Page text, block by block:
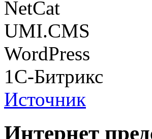
NetCat
UMI.CMS
WordPress
1С-Битрикс
Источник
Интернет